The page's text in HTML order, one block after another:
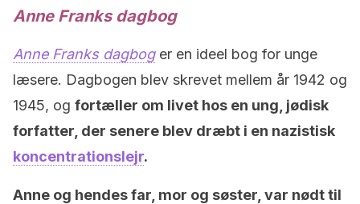
Anne Franks dagbog
Anne Franks dagboger en ideel bog for unge
læsere. Dagbogen blev skrevet mellem år 1942 og
1945, og fortæller om livet hos en ung, jødisk
forfatter, der senere blev dræbt i en nazistisk
koncentrationslejr.
Anne og hendes far, mor og søster, var nødt til